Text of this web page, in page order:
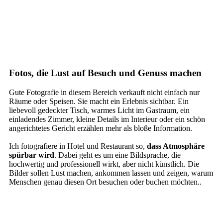
Fotos, die Lust auf Besuch und Genuss machen
Gute Fotografie in diesem Bereich verkauft nicht einfach nur
Räume oder Speisen. Sie macht ein Erlebnis sichtbar. Ein
liebevoll gedeckter Tisch, warmes Licht im Gastraum, ein
einladendes Zimmer, kleine Details im Interieur oder ein schön
angerichtetes Gericht erzählen mehr als bloße Information.
Ich fotografiere in Hotel und Restaurant so, dass Atmosphäre
spürbar wird. Dabei geht es um eine Bildsprache, die
hochwertig und professionell wirkt, aber nicht künstlich. Die
Bilder sollen Lust machen, ankommen lassen und zeigen, warum
Menschen genau diesen Ort besuchen oder buchen möchten..